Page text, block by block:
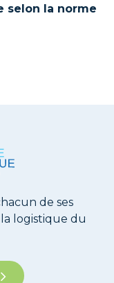
selon la norme
de ses
logistique du